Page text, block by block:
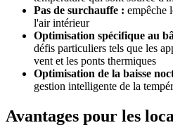
Pas de surchauffe : empêche
l'air intérieur
Optimisation spécifique au
défis particuliers tels que les
vent et les ponts thermiques
Optimisation de la baisse
gestion intelligente de la
Avantages pour les